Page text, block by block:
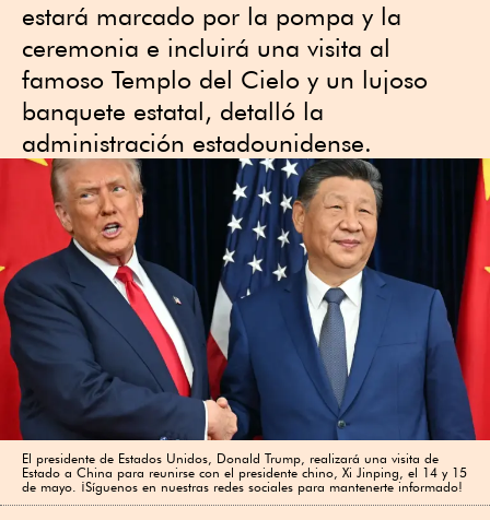
estará marcado por la pompa y la
ceremonia e incluirá una visita al
famoso Templo del Cielo y un lujoso
banquete estatal, detalló la
administración estadounidense.
El ⁠presidente de Estados Unidos, Donald Trump, ⁠realizará una visita de
Estado a China para reunirse con el ‌presidente chino, Xi Jinping, el 14 ⁠y 15
de mayo. ¡Síguenos en nuestras redes sociales para mantenerte informado!